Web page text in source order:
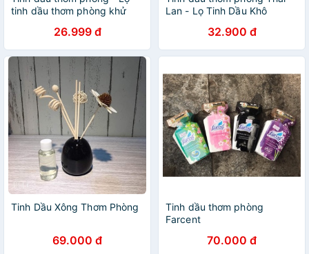
tinh dầu thơm phòng khử
26.999 đ
Lan - Lọ Tinh Dầu Khô
32.900 đ
Tinh Dầu Xông Thơm Phòng
69.000 đ
Tinh dầu thơm phòng
Farcent
70.000 đ